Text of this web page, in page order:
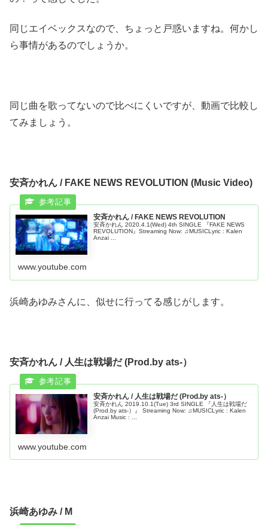
同じエイベックスなので、ちょっと戸惑いますね。何かし
ら事情があるのでしょうか。
同じ曲を歌ってないので比べにくいですが、動画で比較し
てみましょう。
安斉かれん / FAKE NEWS REVOLUTION (Music Video)
安斉かれん / FAKE NEWS REVOLUTION
安斉かれん 2020.4.1(Wed) 4th SINGLE 『FAKE NEWS
REVOLUTION』Streaming Now: ♫MUSICLyric : Kalen
Anzai ...
www.youtube.com
浜崎あゆみさんに、似せに行ってる感じがします。
安斉かれん / 人生は戦場だ (Prod.by ats-）
安斉かれん / 人生は戦場だ (Prod.by ats-）
安斉かれん 2019.10.1(Tue) 3rd SINGLE 『人生は戦場だ
(Prod.by ats-）』 Streaming Now: ♫MUSICLyric : Kalen
Anzai Music : ...
www.youtube.com
浜崎あゆみ / M